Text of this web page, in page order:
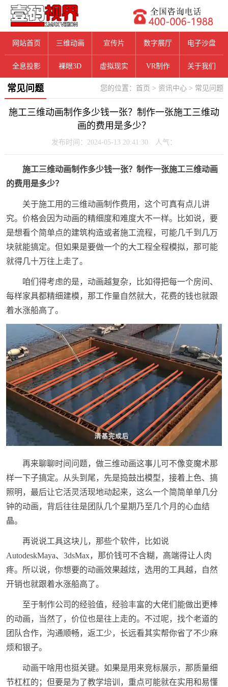
网站首页 三维动画 宣传片 数字展厅 电子沙盘
全息投影 裸眼3D 虚拟现实 VR制作 关于我们
您的位置： 首页 > 资讯中心 > 常见问题
常见问题
施工三维动画制作多少钱一张？制作一张施工三维动
画的费用是多少？
发布时间：2024-05-13 20:41:30 人气：
施工三维动画制作多少钱一张？制作一张施工三维动画
的费用是多少？
关于施工用的三维动画制作费用，这个可真有点儿讲
究。价格会因为动画的精细度和难度大不一样。比如说，要
是想看个简单点的建筑构造或者施工流程，可能几千到几万
块就能搞定。但如果是要做一个的大工程全程模拟，那可能
就得几十万往上走了。
咱们得考虑的是，动画越复杂，比如得把每一个房间、
每样家具都精细建模，那工作量自然就大，花费的钱也就跟
着水涨船高了。
再来聊聊时间问题，做三维动画这事儿可不像变魔术那
样一下子搞定。从头到尾，先是捣鼓出模型，接着上色、搞
照明，最后让它活灵活现地动起来，这么一个简简单单几分
钟的动画，背后往往是团队几个星期乃至几个月的心血结
晶。
再说说工具这块儿，那些个软件，比如说
AutodeskMaya、3dsMax，那价钱可不含糊，高端得让人肉
疼。所以说，你想要的动画效果越炫，选用的工具越，自然
开销也就跟着水涨船高了。
至于制作公司的经验值，经验丰富的大佬们能做出更棒
的动画，当然了，价位也是往上走的。不过呢，找个老道的
团队合作，沟通顺畅，返工少，长远看其实帮你省了不少麻
烦和银子。
动画干啥用也挺关键。如果是用来竞标展示，那质量细
节杠杠的；但要是为了教学培训，重点可能就在实用和易懂